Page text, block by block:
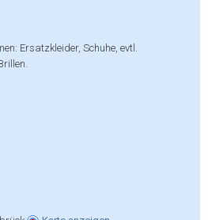
Ersatzkleider, Schuhe, evtl.